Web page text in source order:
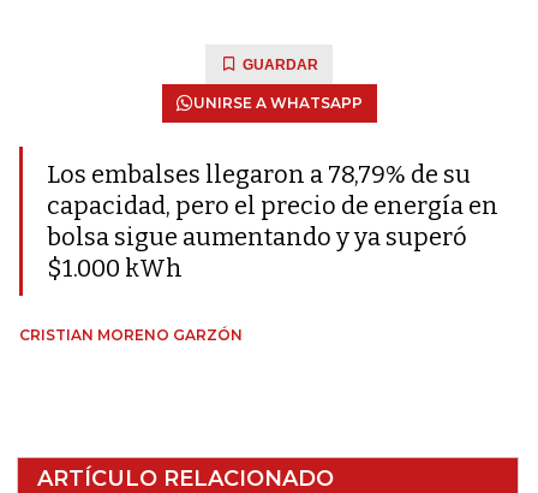
GUARDAR
UNIRSE A WHATSAPP
Los embalses llegaron a 78,79% de su
capacidad, pero el precio de energía en
bolsa sigue aumentando y ya superó
$1.000 kWh
CRISTIAN MORENO GARZÓN
ARTÍCULO RELACIONADO